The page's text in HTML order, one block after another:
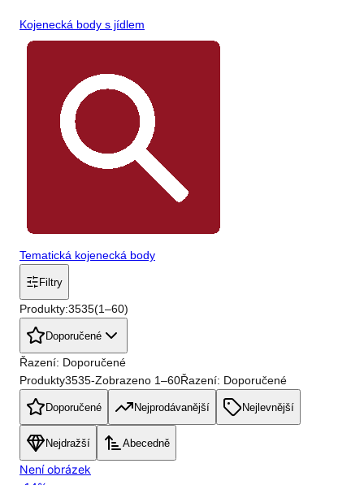
Kojenecká body s jídlem
Tematická kojenecká body
Filtry
Produkty:3535(1–60)
Doporučené
Řazení: Doporučené
Produkty3535-Zobrazeno 1–60Řazení: Doporučené
Doporučené Nejprodávanější Nejlevnější
Nejdražší Abecedně
Není obrázek